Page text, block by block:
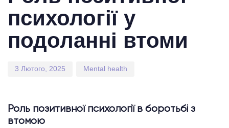
психології у
подоланні втоми
3 Лютого, 2025 Mental health
Роль позитивної психології в боротьбі з
втомою